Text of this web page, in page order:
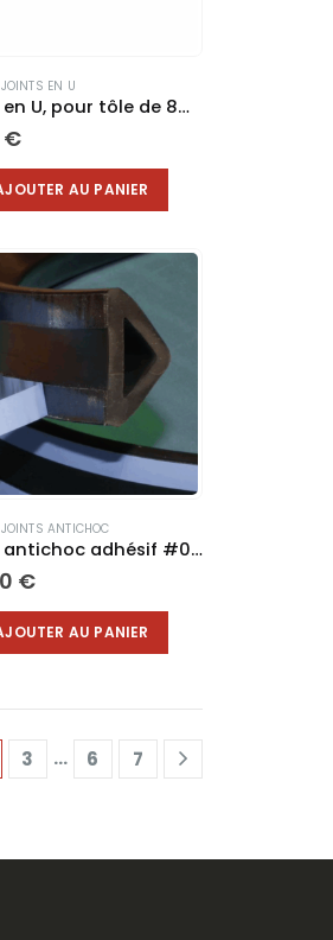
JOINTS EN U
Joint en U, pour tôle de 8mm #F183
€
AU PANIER
JOINTS ANTICHOC
Joint antichoc adhésif #081
€
AU PANIER
3 … 6 7